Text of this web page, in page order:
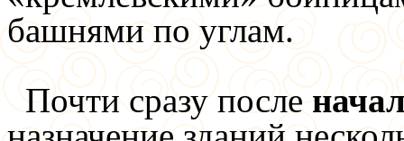
башнями по углам.
Почти сразу после